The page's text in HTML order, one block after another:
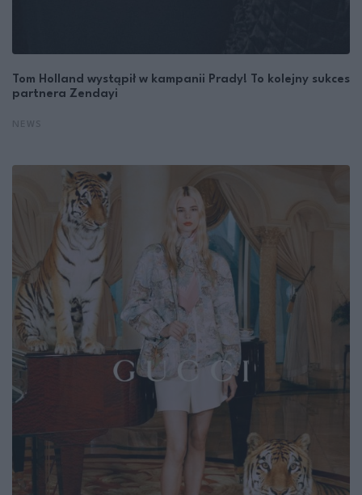
Tom Holland wystąpił w kampanii Prady! To kolejny sukces
partnera Zendayi